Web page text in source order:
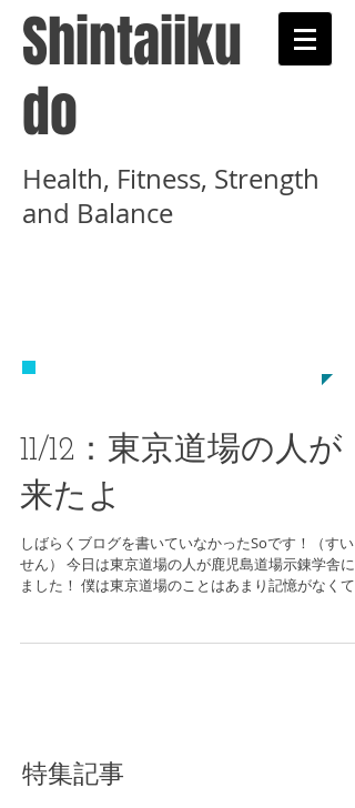
Shintaiiku
do
Health, Fitness, Strength
and Balance
11/12：東京道場の人が
来たよ
しばらくブログを書いていなかったSoです！（すい
せん） 今日は東京道場の人が鹿児島道場示錬学舎に
ました！ 僕は東京道場のことはあまり記憶がなくて
特集記事